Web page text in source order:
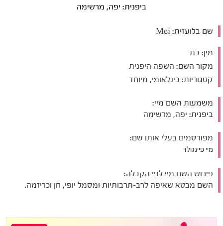
ביפנית: יפה, מרשימה
שם בלועזית:
מין: בת
מקור השם: השפה היפנית
קטגוריות: בינלאומי, מיוחד
משמעות השם מיי:
ביפנית: יפה, מרשימה
מפורסמים בעלי אותו שם:
מיי פיינגולד
פירוש השם מיי לפי הקבלה:
השם מבטא שאיפה לרב-תרבותיות ומסמל יופי, חן וכריזמה.